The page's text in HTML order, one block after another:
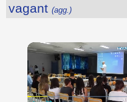
vagant (agg.)